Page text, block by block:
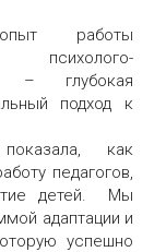
работы
психолого-
– глубокая
подход к
как
педагогов,
детей. Мы
адаптации и
успешно